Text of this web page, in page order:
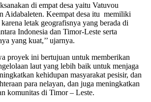
di empat desa yaitu Vatuvou
Aidabaleten. Keempat desa itu memiliki
letak geografisnya yang berada di
Indonesia dan Timor-Leste serta
yang kuat,’’ ujarnya.
proyek ini bertujuan untuk memberikan
laut yang lebih baik untuk menjaga
kehidupan masyarakat pesisir, dan
para nelayan, dan juga meningkatkan
komunitas di Timor – Leste.